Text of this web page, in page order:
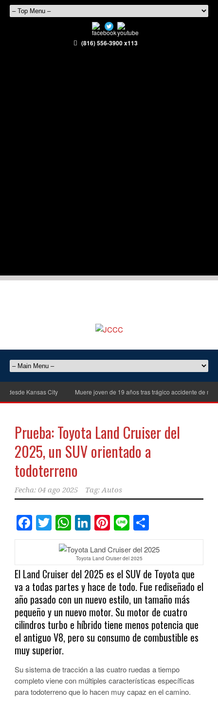
(816) 556-3900 x113
Kansas City Muere joven de 19 años tras trágico accidente de
Prueba: Toyota Land Cruiser del
2025, un SUV orientado a
todoterreno
Fecha: 04 ago 2025 Tag:Autos
Facebook
Twitter
WhatsApp
LinkedIn
Pinterest
Line
Toyota Land Cruiser del 2025
El Land Cruiser del 2025 es el SUV de Toyota que
va a todas partes y hace de todo. Fue rediseñado el
año pasado con un nuevo estilo, un tamaño más
pequeño y un nuevo motor. Su motor de cuatro
cilindros turbo e híbrido tiene menos potencia que
el antiguo V8, pero su consumo de combustible es
muy superior.
Su sistema de tracción a las cuatro ruedas a tiempo
completo viene con múltiples características específicas
para todoterreno que lo hacen muy capaz en el camino.